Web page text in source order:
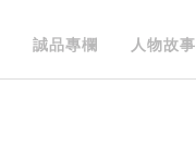
誠品專欄 人物故事